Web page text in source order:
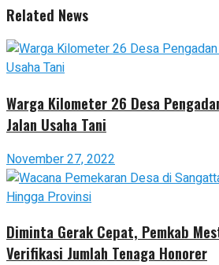
Related News
Warga Kilometer 26 Desa
Jalan Usaha Tani
November 27, 2022
Diminta Gerak Cepat, Pemkab
Verifikasi Jumlah Tenaga Honorer